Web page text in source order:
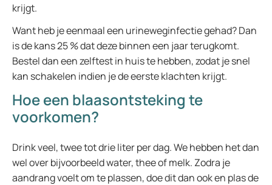
krijgt.
Want heb je eenmaal een urineweginfectie gehad? Dan
is de kans 25 % dat deze binnen een jaar terugkomt.
Bestel dan een zelftest in huis te hebben, zodat je snel
kan schakelen indien je de eerste klachten krijgt.
Hoe een blaasontsteking te
voorkomen?
Drink veel, twee tot drie liter per dag. We hebben het dan
wel over bijvoorbeeld water, thee of melk. Zodra je
aandrang voelt om te plassen, doe dit dan ook en plas de